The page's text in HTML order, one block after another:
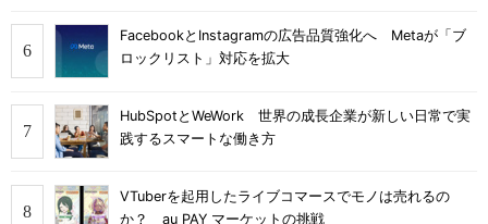
FacebookとInstagramの広告品質強化へ Metaが「ブ
ロックリスト」対応を拡大
HubSpotとWeWork 世界の成長企業が新しい日常で実
践するスマートな働き方
VTuberを起用したライブコマースでモノは売れるの
か？ au PAY マーケットの挑戦